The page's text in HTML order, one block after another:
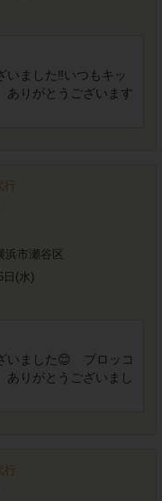
いました‼️いつもキッ
りがとうございます
行
浜市瀬谷区
日(水)
いました😊 ブロッコ
りがとうございまし
行